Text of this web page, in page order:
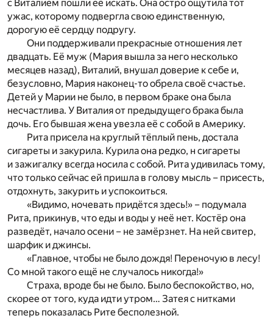
с Виталием пошли её искать. Она остро ощутила тот
ужас, которому подвергла свою единственную,
дорогую её сердцу подругу.
Они поддерживали прекрасные отношения лет
двадцать. Её муж (Мария вышла за него несколько
месяцев назад), Виталий, внушал доверие к себе и,
безусловно, Мария наконец-то обрела своё счастье.
Детей у Марии не было, в первом браке она была
несчастлива. У Виталия от предыдущего брака была
дочь. Его бывшая жена увезла её с собой в Америку.
Рита присела на круглый тёплый пень, достала
сигареты и закурила. Курила она редко, н сигареты
и зажигалку всегда носила с собой. Рита удивилась тому,
что только сейчас ей пришла в голову мысль – присесть,
отдохнуть, закурить и успокоиться.
«Видимо, ночевать придётся здесь!» – подумала
Рита, прикинув, что еды и воды у неё нет. Костёр она
разведёт, начало осени – не замёрзнет. На ней свитер,
шарфик и джинсы.
«Главное, чтобы не было дождя! Переночую в лесу!
Со мной такого ещё не случалось никогда!»
Страха, вроде бы не было. Было беспокойство, но,
скорее от того, куда идти утром… Затея с нитками
теперь показалась Рите бесполезной.